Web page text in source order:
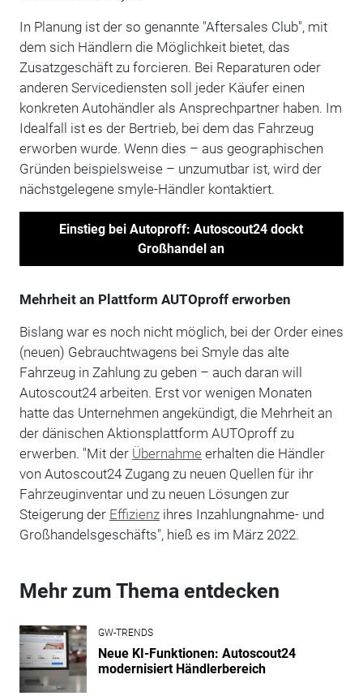
In Planung ist der so genannte "Aftersales Club", mit
dem sich Händlern die Möglichkeit bietet, das
Zusatzgeschäft zu forcieren. Bei Reparaturen oder
anderen Servicediensten soll jeder Käufer einen
konkreten Autohändler als Ansprechpartner haben. Im
Idealfall ist es der Bertrieb, bei dem das Fahrzeug
erworben wurde. Wenn dies – aus geographischen
Gründen beispielsweise – unzumutbar ist, wird der
nächstgelegene smyle-Händler kontaktiert.
Einstieg bei Autoproff: Autoscout24 dockt
Großhandel an
Mehrheit an Plattform AUTOproff erworben
Bislang war es noch nicht möglich, bei der Order eines
(neuen) Gebrauchtwagens bei Smyle das alte
Fahrzeug in Zahlung zu geben – auch daran will
Autoscout24 arbeiten. Erst vor wenigen Monaten
hatte das Unternehmen angekündigt, die Mehrheit an
der dänischen Aktionsplattform AUTOproff zu
erwerben. "Mit der Übernahme erhalten die Händler
von Autoscout24 Zugang zu neuen Quellen für ihr
Fahrzeuginventar und zu neuen Lösungen zur
Steigerung der Effizienzihres Inzahlungnahme- und
Großhandelsgeschäfts", hieß es im März 2022.
Mehr zum Thema entdecken
GW-TRENDS
Neue KI-Funktionen: Autoscout24
modernisiert Händlerbereich